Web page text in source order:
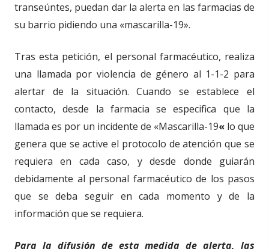
transeúntes, puedan dar la alerta en las farmacias de
su barrio pidiendo una «mascarilla-19».
Tras esta petición, el personal farmacéutico, realiza
una llamada por violencia de género al 1-1-2 para
alertar de la situación. Cuando se establece el
contacto, desde la farmacia se especifica que la
llamada es por un incidente de «Mascarilla-19« lo que
genera que se active el protocolo de atención que se
requiera en cada caso, y desde donde guiarán
debidamente al personal farmacéutico de los pasos
que se deba seguir en cada momento y de la
información que se requiera.
Para la difusión de esta medida de alerta, las